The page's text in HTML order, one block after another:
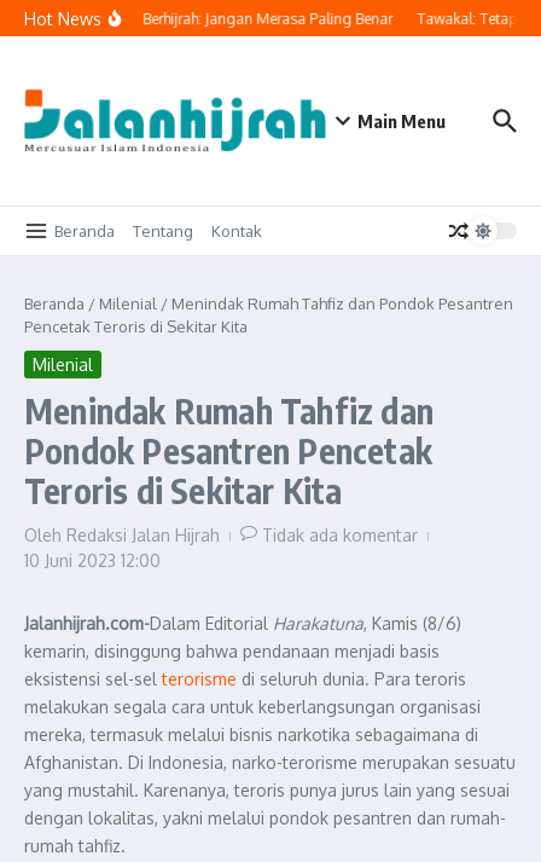
Lewati ke konten
Hot News
Orang Yang Berhijrah: Jangan Merasa Paling Benar Tawakal: Tetap
Main Menu
Beranda Tentang Kontak
Beranda / Milenial / Menindak Rumah Tahfiz dan Pondok Pesantren
Pencetak Teroris di Sekitar Kita
Milenial
Menindak Rumah Tahfiz dan
Pondok Pesantren Pencetak
Teroris di Sekitar Kita
Oleh Redaksi Jalan Hijrah
Tidak ada komentar
10 Juni 2023 12:00
Jalanhijrah.com-Dalam Editorial Harakatuna, Kamis (8/6)
kemarin, disinggung bahwa pendanaan menjadi basis
eksistensi sel-selterorisme di seluruh dunia. Para teroris
melakukan segala cara untuk keberlangsungan organisasi
mereka, termasuk melalui bisnis narkotika sebagaimana di
Afghanistan. Di Indonesia, narko-terorisme merupakan sesuatu
yang mustahil. Karenanya, teroris punya jurus lain yang sesuai
dengan lokalitas, yakni melalui pondok pesantren dan rumah-
rumah tahfiz.